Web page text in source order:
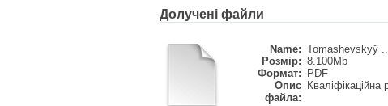
Долучені файли
Name: Tomashevskyy̆
Розмір: 8.100Mb
Формат:
PDF
Опис
файла:
Кваліфікаційна